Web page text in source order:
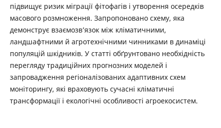
підвищує ризик міграції фітофагів і утворення осередків
масового розмноження. Запропоновано схему, яка
демонструє взаємозв’язок між кліматичними,
ландшафтними й агротехнічними чинниками в динаміці
популяцій шкідників. У статті обґрунтовано необхідність
перегляду традиційних прогнозних моделей і
запровадження регіоналізованих адаптивних схем
моніторингу, які враховують сучасні кліматичні
трансформації і екологічні особливості агроекосистем.